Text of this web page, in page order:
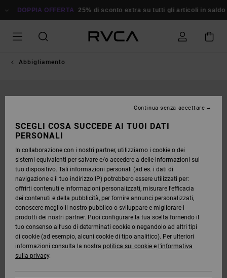
ALLE
DOPPIA OFFERTA 25% di sconto extra su tutti gli articoli in
Abbigliamento
SCEGLI COSA SUCCEDE AI TUOI DATI
PERSONALI
In collaborazione con i nostri partner, utilizziamo i cookie o dei
sistemi equivalenti per salvare e/o accedere a delle informazioni sul
tuo dispositivo. Tali informazioni personali (ad es. i dati di
navigazione e il tuo indirizzo IP) potrebbero essere utilizzati per:
offrirti contenuti e informazioni personalizzati, misurare l’efficacia
dei contenuti e della pubblicità, per fornire annunci personalizzati,
conoscere meglio il nostro pubblico o sviluppare e migliorare i
prodotti dei nostri partner. Puoi configurare la tua scelta fornendo il
tuo consenso all’uso di determinati cookie o negandolo ad altri tipi
di cookie (ad esempio, alcuni cookie di tipo analitico). Per ulteriori
informazioni consulta la nostra politica sui cookie e l'informativa
sulla privacy.
Continua senza accettare